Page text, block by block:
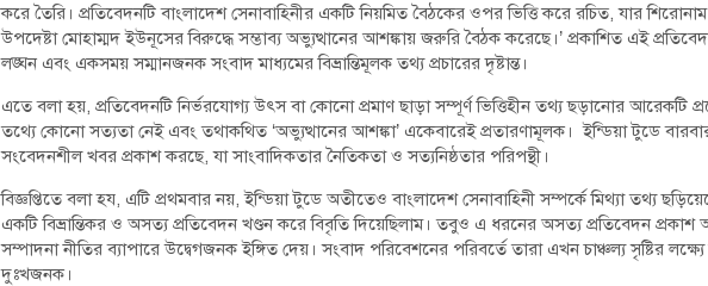
করে তৈরি। প্রতিবেদনটি বাংলাদেশ সেনাবাহিনীর একটি নিয়মিত বৈঠকের ওপর ভিত্তি করে রচিত, যার শিরোনাম
উপদেষ্টা মোহাম্মদ ইউনূসের বিরুদ্ধে সম্ভাব্য অভ্যুত্থানের আশঙ্কায় জরুরি বৈঠক করেছে।’ প্রকাশিত এই
লঙ্ঘন এবং একসময় সম্মানজনক সংবাদ মাধ্যমের বিভ্রান্তিমূলক তথ্য প্রচারের দৃষ্টান্ত।
এতে বলা হয়, প্রতিবেদনটি নির্ভরযোগ্য উৎস বা কোনো প্রমাণ ছাড়া সম্পূর্ণ ভিত্তিহীন তথ্য ছড়ানোর আরেকটি
তথ্যে কোনো সত্যতা নেই এবং তথাকথিত ‘অভ্যুত্থানের আশঙ্কা’ একেবারেই প্রতারণামূলক। ইন্ডিয়া টুডে
সংবেদনশীল খবর প্রকাশ করছে, যা সাংবাদিকতার নৈতিকতা ও সত্যনিষ্ঠতার পরিপন্থী।
বিজ্ঞপ্তিতে বলা হয, এটি প্রথমবার নয়, ইন্ডিয়া টুডে অতীতেও বাংলাদেশ সেনাবাহিনী সম্পর্কে মিথ্যা তথ্য
একটি বিভ্রান্তিকর ও অসত্য প্রতিবেদন খণ্ডন করে বিবৃতি দিয়েছিলাম। তবুও এ ধরনের অসত্য প্রতিবেদন প্রকাশ
সম্পাদনা নীতির ব্যাপারে উদ্বেগজনক ইঙ্গিত দেয়। সংবাদ পরিবেশনের পরিবর্তে তারা এখন চাঞ্চল্য সৃষ্টির
দুঃখজনক।